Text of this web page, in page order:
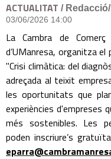
ACTUALITAT /
03/06/2026 14:00
La Cambra de
d’UManresa, organitza
"Crisi climàtica: del
adreçada al teixit
les oportunitats que
experiències d'empreses
més sostenibles. Les
poden inscriure’s